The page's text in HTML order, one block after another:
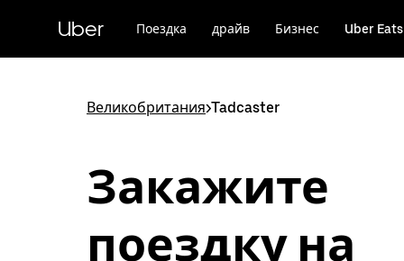
к
Uber Поездка драйв Бизнес Uber Eats
Великобритания>Tadcaster
Закажите
поездку на